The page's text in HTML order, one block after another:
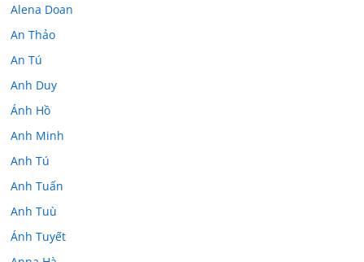
Alena Doan
An Thảo
An Tú
Anh Duy
Ánh Hồ
Anh Minh
Anh Tú
Anh Tuấn
Anh Tuù
Ánh Tuyết